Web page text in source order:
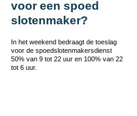
voor een spoed
slotenmaker?
In het weekend bedraagt de toeslag
voor de spoedslotenmakersdienst
50% van 9 tot 22 uur en 100% van 22
tot 6 uur.